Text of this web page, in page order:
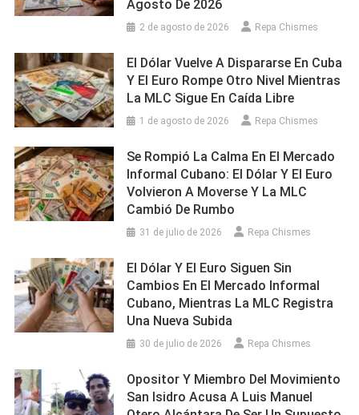
Agosto De 2026
2 de agosto de 2026 Repa Chismes
El Dólar Vuelve A Dispararse En Cuba
Y El Euro Rompe Otro Nivel Mientras
La MLC Sigue En Caída Libre
1 de agosto de 2026 Repa Chismes
Se Rompió La Calma En El Mercado
Informal Cubano: El Dólar Y El Euro
Volvieron A Moverse Y La MLC
Cambió De Rumbo
31 de julio de 2026 Repa Chismes
El Dólar Y El Euro Siguen Sin
Cambios En El Mercado Informal
Cubano, Mientras La MLC Registra
Una Nueva Subida
30 de julio de 2026 Repa Chismes
Opositor Y Miembro Del Movimiento
San Isidro Acusa A Luis Manuel